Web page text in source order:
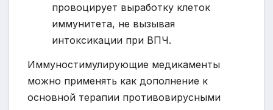
провоцирует выработку клеток
иммунитета, не вызывая
интоксикации при ВПЧ.
Иммуностимулирующие медикаменты
можно применять как дополнение к
основной терапии противовирусными